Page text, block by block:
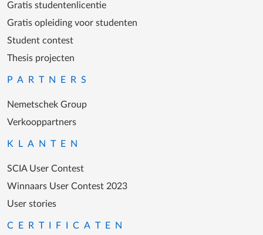
Gratis studentenlicentie
Gratis opleiding voor studenten
Student contest
Thesis projecten
PARTNERS
Nemetschek Group
Verkooppartners
KLANTEN
SCIA User Contest
Winnaars User Contest 2023
User stories
CERTIFICATEN